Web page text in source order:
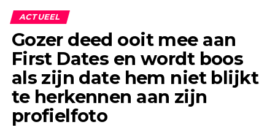
ACTUEEL
Gozer deed ooit mee aan
First Dates en wordt boos
als zijn date hem niet blijkt
te herkennen aan zijn
profielfoto